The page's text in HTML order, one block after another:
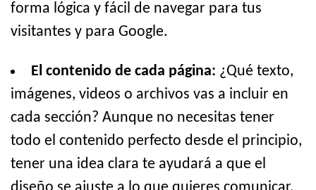
forma lógica y fácil de navegar para tus
visitantes y para Google.
El contenido de cada página: ¿Qué texto,
imágenes, videos o archivos vas a incluir en
cada sección? Aunque no necesitas tener
todo el contenido perfecto desde el principio,
tener una idea clara te ayudará a que el